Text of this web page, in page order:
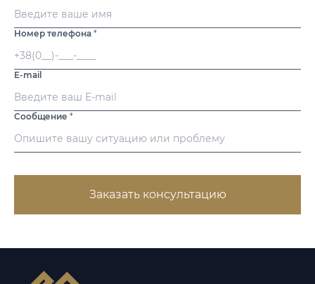
Номер телефона *
E-mail
Сообщение *
Заказать консультацию